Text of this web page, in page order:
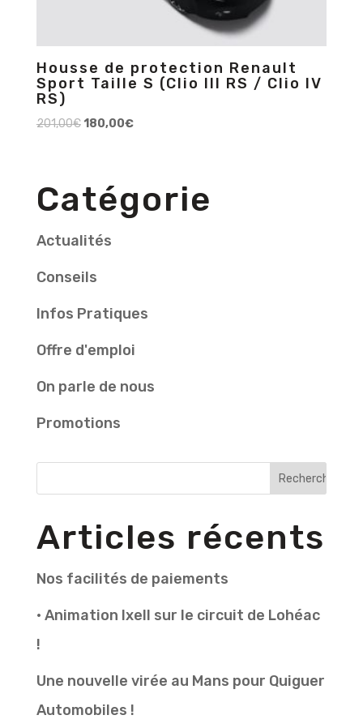
Housse de protection Renault
Sport Taille S (Clio III RS / Clio IV
RS)
201,00€180,00€
Catégorie
Actualités
Conseils
Infos Pratiques
Offre d'emploi
On parle de nous
Promotions
Articles récents
Nos facilités de paiements
• Animation Ixell sur le circuit de Lohéac
!
Une nouvelle virée au Mans pour Quiguer
Automobiles !